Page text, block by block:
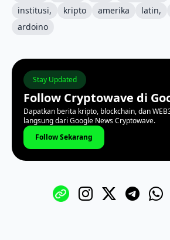
institusi,
kripto amerika latin,
ardoino
Stay Updated
Follow Cryptowave di
Dapatkan berita kripto, blockchain, dan
langsung dari Google News Cryptowave.
Follow Sekarang